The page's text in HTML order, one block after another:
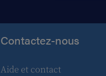
Contactez-nous
Aide et contact